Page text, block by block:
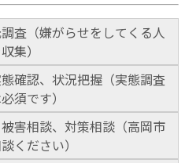
査（嫌がらせをしてくる人
集）
確認、状況把握（実態調査
須です）
害相談、対策相談（高岡市
ください）